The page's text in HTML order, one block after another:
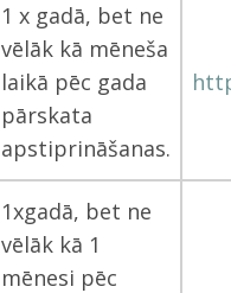
1 x gadā, bet ne
vēlāk kā mēneša
laikā pēc gada
pārskata
apstiprināšanas.
1xgadā, bet ne
vēlāk kā 1
mēnesi pēc